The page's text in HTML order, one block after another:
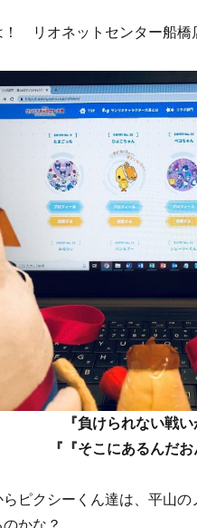
！ リオネットセンター船橋
『負けられない戦
『『そこにあるんだ
ピクシーくん達は、平山